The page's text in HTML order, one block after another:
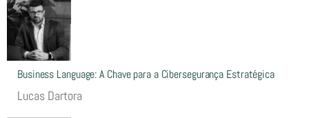
Business Language: A Chave para a Cibersegurança Estratégica
Lucas Dartora